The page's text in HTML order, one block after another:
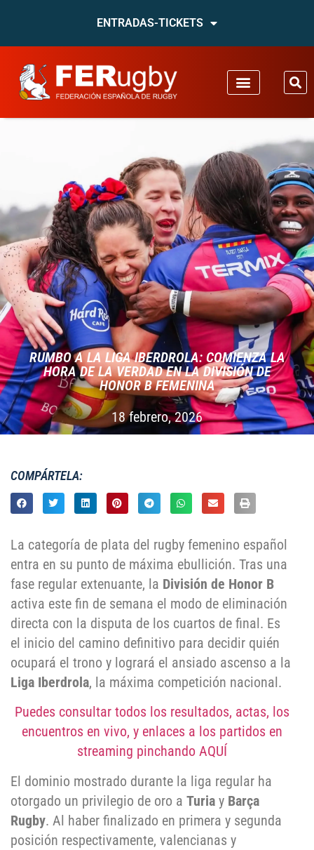
ENTRADAS-TICKETS
RUMBO A LA LIGA IBERDROLA: COMIENZA LA
HORA DE LA VERDAD EN LA DIVISIÓN DE
HONOR B FEMENINA
18 febrero, 2026
COMPÁRTELA:
La categoría de plata del rugby femenino español
entra en su punto de máxima ebullición. Tras una
fase regular extenuante, la División de Honor B
activa este fin de semana el modo de eliminación
directa con la disputa de los cuartos de final. Es
el inicio del camino definitivo para decidir quién
ocupará el trono y logrará el ansiado ascenso a la
Liga Iberdrola, la máxima competición nacional.
Puedes consultar todos los resultados, actas, los
encuentros en vivo, y enlaces a los partidos en
streaming pinchando AQUÍ
El dominio mostrado durante la liga regular ha
otorgado un privilegio de oro a Turia y Barça
Rugby. Al haber finalizado en primera y segunda
posición respectivamente, valencianas y